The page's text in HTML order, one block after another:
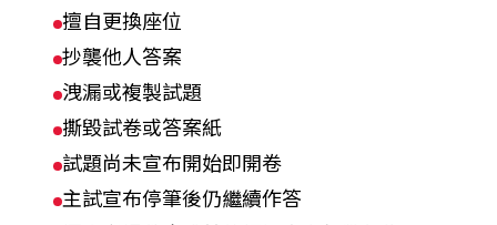
擅自更換座位
抄襲他人答案
洩漏或複製試題
撕毀試卷或答案紙
試題尚未宣布開始即開卷
主試宣布停筆後仍繼續作答